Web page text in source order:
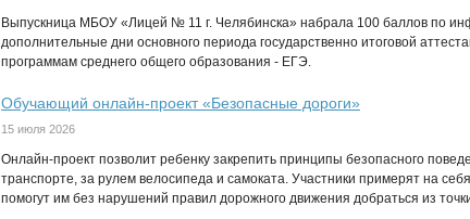
Выпускница МБОУ «Лицей № 11 г. Челябинска» набрала 100 баллов по
дополнительные дни основного периода государственно итоговой
программам среднего общего образования - ЕГЭ.
Обучающий онлайн-проект «Безопасные дороги»
15 июля 2026
Онлайн-проект позволит ребенку закрепить принципы безопасного
транспорте, за рулем велосипеда и самоката. Участники примерят на
помогут им без нарушений правил дорожного движения добраться из